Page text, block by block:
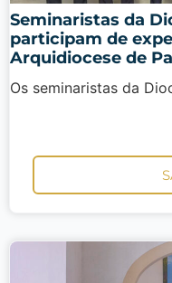
Seminaristas da
participam de
Arquidiocese de
Os seminaristas da